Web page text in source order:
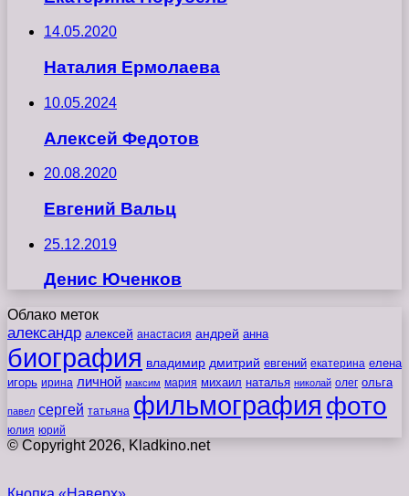
14.05.2020
Наталия Ермолаева
10.05.2024
Алексей Федотов
20.08.2020
Евгений Вальц
25.12.2019
Денис Юченков
Облако меток
александр алексей анастасия андрей анна
биография владимир дмитрий евгений екатерина елена
игорь ирина личной максим мария михаил наталья николай олег ольга
павел сергей татьяна фильмография фото
юлия юрий
© Copyright 2026, Kladkino.net